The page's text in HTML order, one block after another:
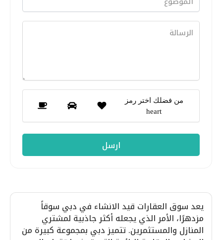
من فضلك اختر رمز
heart
يعد سوق العقارات قيد الانشاء في دبي سوقاً
مزدهرًا، الأمر الذي يجعله أكثر جاذبية لمشتري
المنازل والمستثمرين. تتميز دبي بمجموعة كبيرة من